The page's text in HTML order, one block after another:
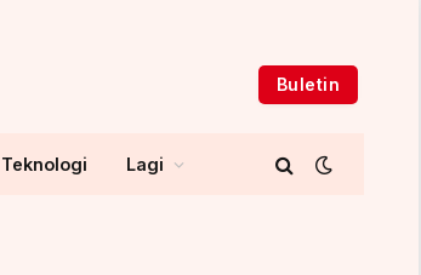
Buletin
Teknologi Lagi